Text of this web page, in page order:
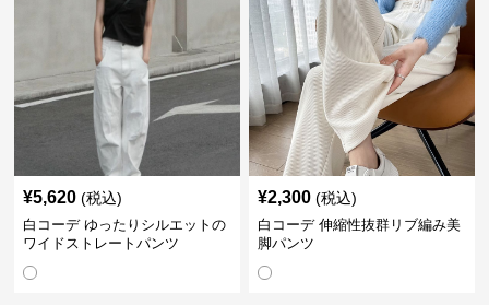
¥5,620 (税込)
白コーデ ゆったりシルエットの
ワイドストレートパンツ
¥2,300 (税込)
白コーデ 伸縮性抜群リブ編み美
脚パンツ